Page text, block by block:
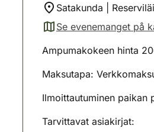
Satakunda |
Se evenemanget på
(avautuu uuteen
Ampumakokeen hinta
Maksutapa:
Ilmoittautuminen paikan
Tarvittavat asiakirjat: